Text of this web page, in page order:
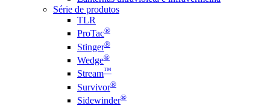
Série de produtos
TLR
ProTac®
Stinger®
Wedge®
Stream™
Survivor®
Sidewinder®